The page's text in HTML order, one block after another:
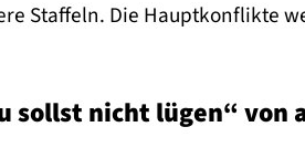
Staffeln. Die Hauptkonflikte
sollst nicht lügen“ von